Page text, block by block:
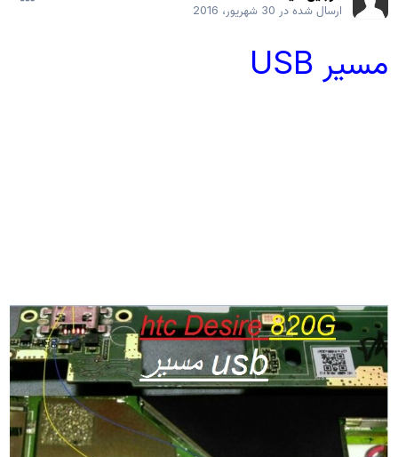
ارسال شده در30 شهریور، 2016
مسیر USB